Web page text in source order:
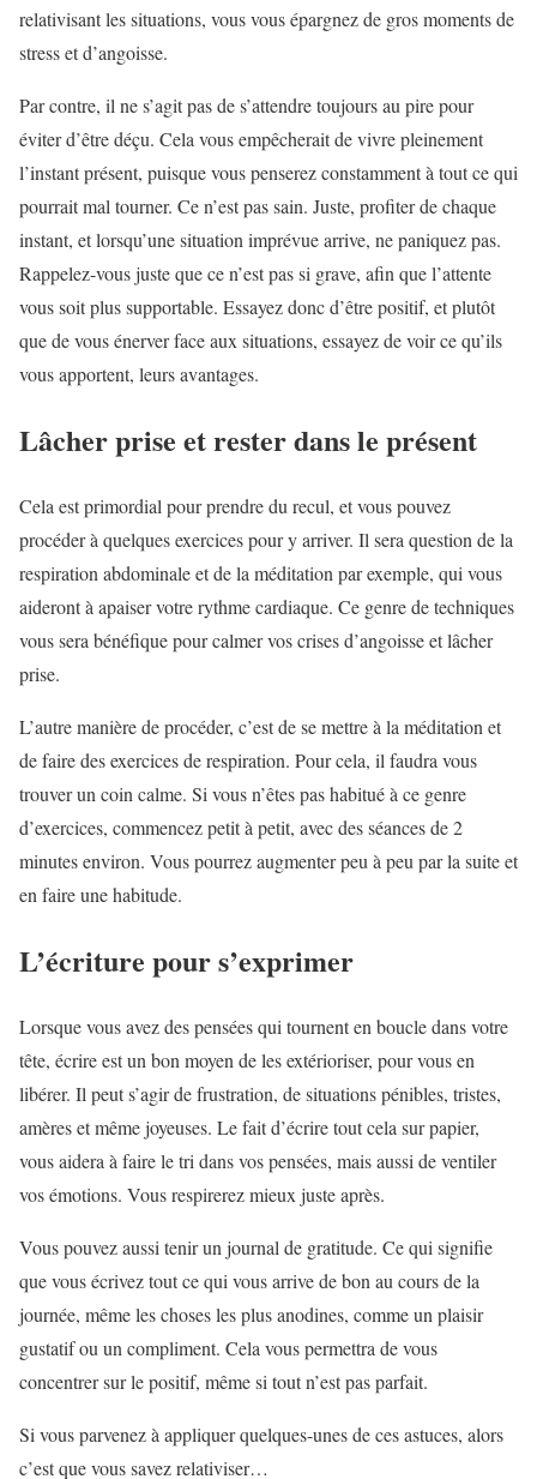
relativisant les situations, vous vous épargnez de gros moments de
stress et d’angoisse.
Par contre, il ne s’agit pas de s’attendre toujours au pire pour
éviter d’être déçu. Cela vous empêcherait de vivre pleinement
l’instant présent, puisque vous penserez constamment à tout ce qui
pourrait mal tourner. Ce n’est pas sain. Juste, profiter de chaque
instant, et lorsqu’une situation imprévue arrive, ne paniquez pas.
Rappelez-vous juste que ce n’est pas si grave, afin que l’attente
vous soit plus supportable. Essayez donc d’être positif, et plutôt
que de vous énerver face aux situations, essayez de voir ce qu’ils
vous apportent, leurs avantages.
Lâcher prise et rester dans le présent
Cela est primordial pour prendre du recul, et vous pouvez
procéder à quelques exercices pour y arriver. Il sera question de la
respiration abdominale et de la méditation par exemple, qui vous
aideront à apaiser votre rythme cardiaque. Ce genre de techniques
vous sera bénéfique pour calmer vos crises d’angoisse et lâcher
prise.
L’autre manière de procéder, c’est de se mettre à la méditation et
de faire des exercices de respiration. Pour cela, il faudra vous
trouver un coin calme. Si vous n’êtes pas habitué à ce genre
d’exercices, commencez petit à petit, avec des séances de 2
minutes environ. Vous pourrez augmenter peu à peu par la suite et
en faire une habitude.
L’écriture pour s’exprimer
Lorsque vous avez des pensées qui tournent en boucle dans votre
tête, écrire est un bon moyen de les extérioriser, pour vous en
libérer. Il peut s’agir de frustration, de situations pénibles, tristes,
amères et même joyeuses. Le fait d’écrire tout cela sur papier,
vous aidera à faire le tri dans vos pensées, mais aussi de ventiler
vos émotions. Vous respirerez mieux juste après.
Vous pouvez aussi tenir un journal de gratitude. Ce qui signifie
que vous écrivez tout ce qui vous arrive de bon au cours de la
journée, même les choses les plus anodines, comme un plaisir
gustatif ou un compliment. Cela vous permettra de vous
concentrer sur le positif, même si tout n’est pas parfait.
Si vous parvenez à appliquer quelques-unes de ces astuces, alors
c’est que vous savez relativiser…